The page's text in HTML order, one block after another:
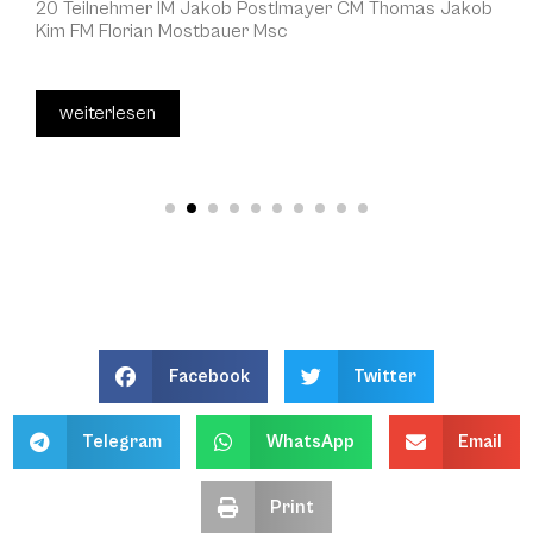
20 Teilnehmer IM Jakob Postlmayer CM Thomas Jakob
Kim FM Florian Mostbauer Msc
weiterlesen
Facebook Twitter
Telegram WhatsApp Email
Print